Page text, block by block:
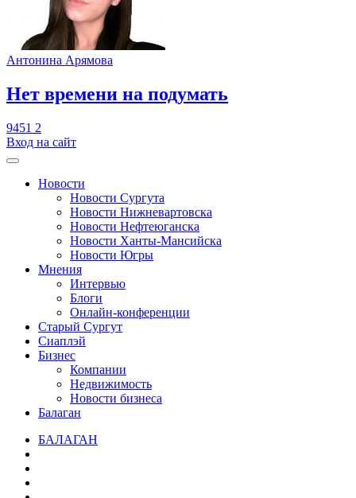
Антонина Арямова
​Нет времени на подумать
9451 2
Вход на сайт
Новости
Новости Сургута
Новости Нижневартовска
Новости Нефтеюганска
Новости Ханты-Мансийска
Новости Югры
Мнения
Интервью
Блоги
Онлайн-конференции
Старый Сургут
Сиаплэй
Бизнес
Компании
Недвижимость
Новости бизнеса
Балаган
БАЛАГАН